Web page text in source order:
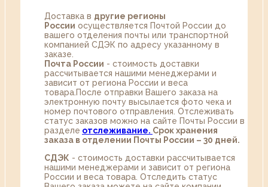
Доставка в другие регионы
России осуществляется Почтой России до
вашего отделения почты или транспортной
компанией СДЭК по адресу указанному в
заказе.
Почта России - стоимость доставки
рассчитывается нашими менеджерами и
зависит от региона России и веса
товара.После отправки Вашего заказа на
электронную почту высылается фото чека и
номер почтового отправления. Отслеживать
статус заказов можно на сайте Почты России в
разделе oтслеживание. Срок хранения
заказа в отделении Почты России – 30 дней.
СДЭК - стоимость доставки рассчитывается
нашими менеджерами и зависит от региона
России и веса товара. Отследить статус